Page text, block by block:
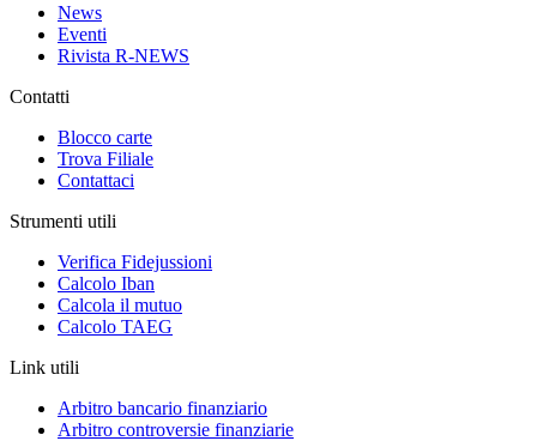
News
Eventi
Rivista R-NEWS
Contatti
Blocco carte
Trova Filiale
Contattaci
Strumenti utili
Verifica Fidejussioni
Calcolo Iban
Calcola il mutuo
Calcolo TAEG
Link utili
Arbitro bancario finanziario
Arbitro controversie finanziarie